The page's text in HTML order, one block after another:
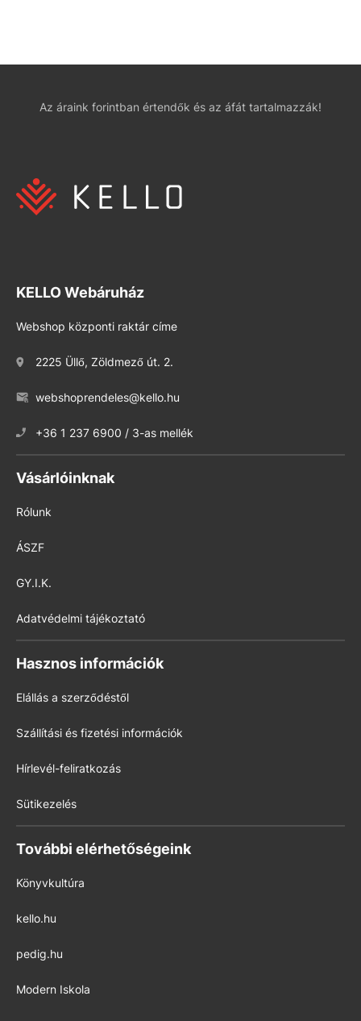
Az áraink forintban értendők és az áfát tartalmazzák!
KELLO Webáruház
Webshop központi raktár címe
2225 Üllő, Zöldmező út. 2.
webshoprendeles@kello.hu
+36 1 237 6900 / 3-as mellék
Vásárlóinknak
Rólunk
ÁSZF
GY.I.K.
Adatvédelmi tájékoztató
Hasznos információk
Elállás a szerződéstől
Szállítási és fizetési információk
Hírlevél-feliratkozás
Sütikezelés
További elérhetőségeink
Könyvkultúra
kello.hu
pedig.hu
Modern Iskola